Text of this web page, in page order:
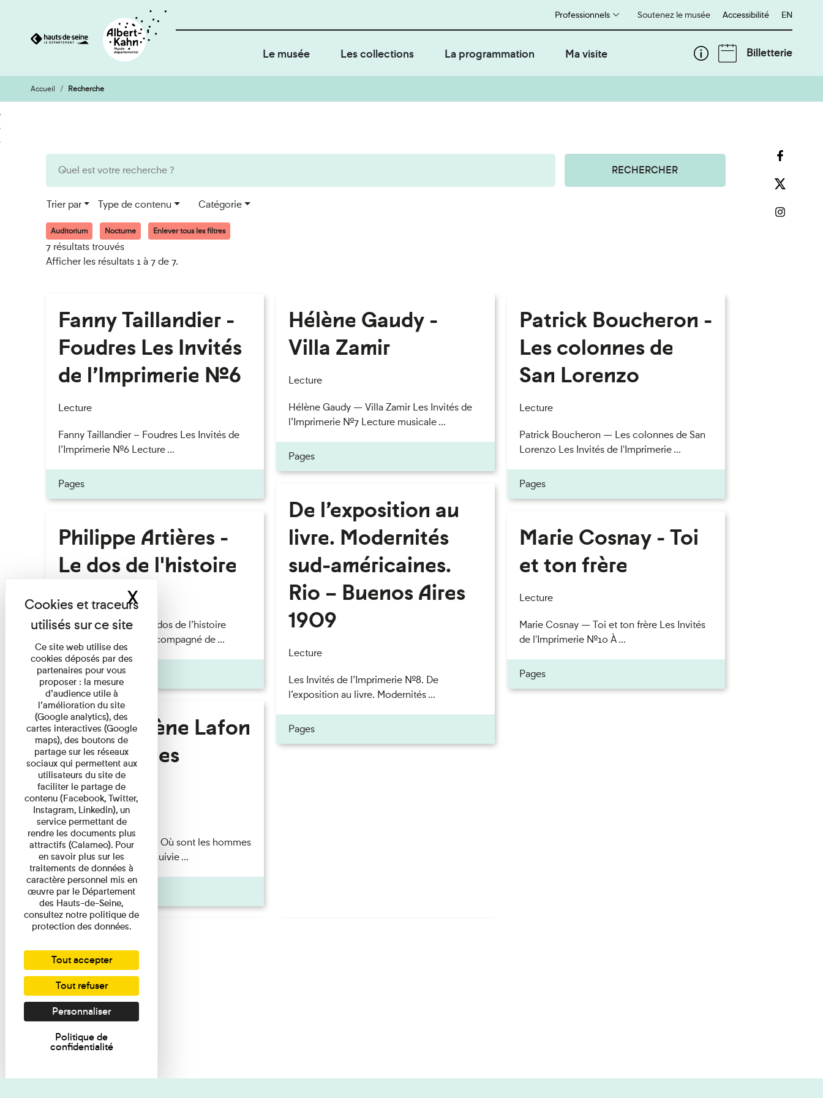
Aller
au
contenu
Aller
à
la
Soutenez le musée
Professionnels Accessibilité English
EN
Le musée Les collections La programmation Ma visite Billetterie
Accueil Recherche
RECHERCHER
Trier par Type de contenu Catégorie
Auditorium Nocturne Enlever tous les filtres
7 résultats trouvés
Afficher les résultats 1 à 7 de 7.
Fanny Taillandier -
Foudres Les Invités
de l’Imprimerie n°6
Lecture
Fanny Taillandier – Foudres Les Invités de
l’Imprimerie n°6 Lecture ...
Pages
Philippe Artières -
Le dos de l'histoire
Lecture
Philippe Artières — Le dos de l’histoire
Lecture par l’auteur accompagné de ...
Pages
Marie-Hélène Lafon
- Où sont les
hommes ?
Lecture
Marie-Hélène Lafon — Où sont les hommes
? Lecture par l’autrice suivie ...
Pages
Hélène Gaudy -
Villa Zamir
Lecture
Hélène Gaudy — Villa Zamir Les Invités de
l’Imprimerie n°7 Lecture musicale ...
Pages
De l’exposition au
livre. Modernités
sud-américaines.
Rio – Buenos Aires
1909
Lecture
Les Invités de l’Imprimerie n°8. De
l’exposition au livre. Modernités ...
Pages
Patrick Boucheron -
Les colonnes de
San Lorenzo
Lecture
Patrick Boucheron — Les colonnes de San
Lorenzo Les Invités de l'Imprimerie ...
Pages
Marie Cosnay - Toi
et ton frère
Lecture
Marie Cosnay — Toi et ton frère Les Invités
de l'Imprimerie n°10 À ...
Pages
Ce site web utilise des
cookies déposés par des
partenaires pour vous
proposer : la mesure
d’audience utile à
l’amélioration du site
(Google analytics), des
cartes interactives (Google
maps), des boutons de
partage sur les réseaux
sociaux qui permettent aux
utilisateurs du site de
faciliter le partage de
contenu (Facebook, Twitter,
Instagram, Linkedin), un
service permettant de
rendre les documents plus
attractifs (Calameo). Pour
en savoir plus sur les
traitements de données à
caractère personnel mis en
œuvre par le Département
des Hauts-de-Seine,
consultez notre politique de
protection des données.
Tout accepter
Tout refuser
Personnaliser
Politique de
confidentialité
XMasquer le bandeau des cookies